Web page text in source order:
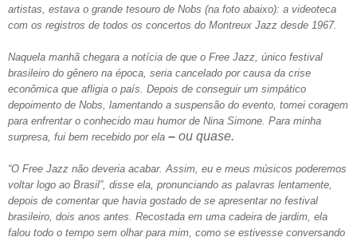
artistas, estava o grande tesouro de Nobs (na foto abaixo): a videoteca
com os registros de todos os concertos do Montreux Jazz desde 1967.
Naquela manhã chegara a notícia de que o Free Jazz, único festival
brasileiro do gênero na época, seria cancelado por causa da crise
econômica que afligia o país. Depois de conseguir um simpático
depoimento de Nobs, lamentando a suspensão do evento, tomei coragem
para enfrentar o conhecido mau humor de Nina Simone. Para minha
surpresa, fui bem recebido por ela – ou quase.
“O Free Jazz não deveria acabar. Assim, eu e meus músicos poderemos
voltar logo ao Brasil”, disse ela, pronunciando as palavras lentamente,
depois de comentar que havia gostado de se apresentar no festival
brasileiro, dois anos antes. Recostada em uma cadeira de jardim, ela
falou todo o tempo sem olhar para mim, como se estivesse conversando